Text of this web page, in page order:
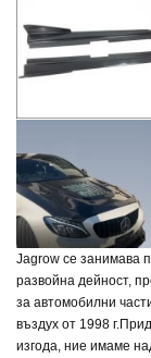
Jagrow се занимава
развойна дейност,
за автомобилни
въздух от 1998 г.
изгода, ние имаме